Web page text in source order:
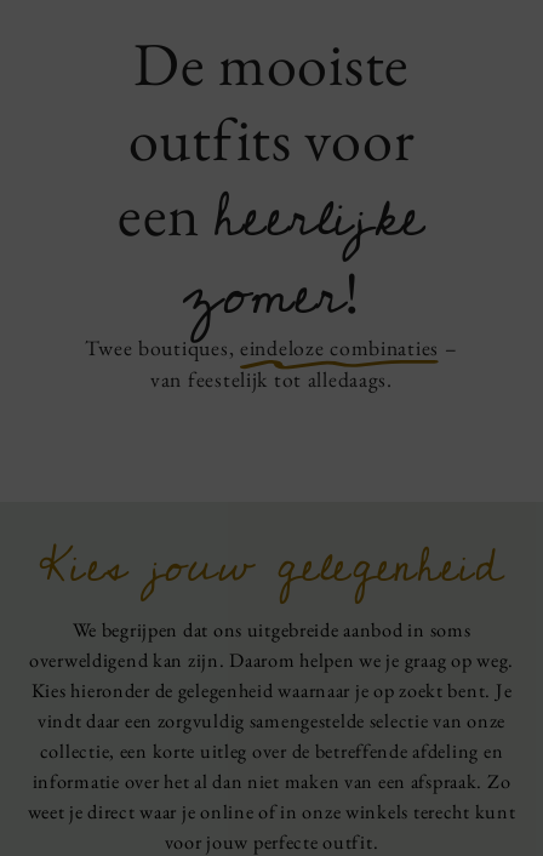
De mooiste
outfits voor
een heerlijke
zomer!
Twee boutiques, eindeloze combinaties –
van feestelijk tot alledaags.
Kies jouw gelegenheid
We begrijpen dat ons uitgebreide aanbod in soms
overweldigend kan zijn. Daarom helpen we je graag op weg.
Kies hieronder de gelegenheid waarnaar je op zoekt bent. Je
vindt daar een zorgvuldig samengestelde selectie van onze
collectie, een korte uitleg over de betreffende afdeling en
informatie over het al dan niet maken van een afspraak. Zo
weet je direct waar je online of in onze winkels terecht kunt
voor jouw perfecte outfit.